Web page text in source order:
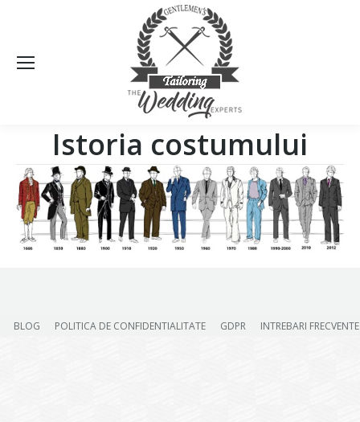
Istoria costumului
BLOG POLITICA DE CONFIDENTIALITATE GDPR INTREBARI FRECVENTE